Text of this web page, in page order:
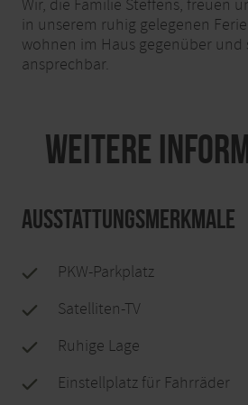
Wir, die Familie Steffens, freuen
in unserem ruhig gelegenen
wohnen im Haus gegenüber und
ansprechbar.
Weitere
Ausstattungsmerkmale
PKW-Parkplatz
Satelliten-TV
Ruhige Lage
Einstellplatz für Fahrräder